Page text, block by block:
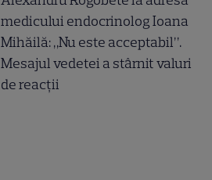
medicului endocrinolog Ioana
Mihăilă: „Nu este acceptabil”.
Mesajul vedetei a stârnit valuri
de reacții